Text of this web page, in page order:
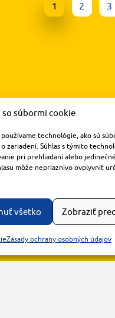
súbormi cookie
technológie, ako sú
zariadení. Súhlas s týmito
pri prehliadaní alebo
môže nepriaznivo ovplyvniť
všetko Zobraziť
Zásady ochrany osobných údajov
1 2 3